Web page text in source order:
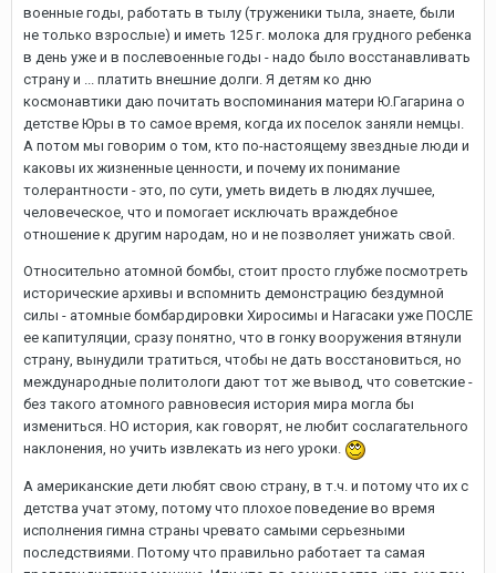
военные годы, работать в тылу (труженики тыла, знаете, были
не только взрослые) и иметь 125 г. молока для грудного ребенка
в день уже и в послевоенные годы - надо было восстанавливать
страну и ... платить внешние долги. Я детям ко дню
космонавтики даю почитать воспоминания матери Ю.Гагарина о
детстве Юры в то самое время, когда их поселок заняли немцы.
А потом мы говорим о том, кто по-настоящему звездные люди и
каковы их жизненные ценности, и почему их понимание
толерантности - это, по сути, уметь видеть в людях лучшее,
человеческое, что и помогает исключать враждебное
отношение к другим народам, но и не позволяет унижать свой.
Относительно атомной бомбы, стоит просто глубже посмотреть
исторические архивы и вспомнить демонстрацию бездумной
силы - атомные бомбардировки Хиросимы и Нагасаки уже ПОСЛЕ
ее капитуляции, сразу понятно, что в гонку вооружения втянули
страну, вынудили тратиться, чтобы не дать восстановиться, но
международные политологи дают тот же вывод, что советские -
без такого атомного равновесия история мира могла бы
измениться. НО история, как говорят, не любит сослагательного
наклонения, но учить извлекать из него уроки.
А американские дети любят свою страну, в т.ч. и потому что их с
детства учат этому, потому что плохое поведение во время
исполнения гимна страны чревато самыми серьезными
последствиями. Потому что правильно работает та самая